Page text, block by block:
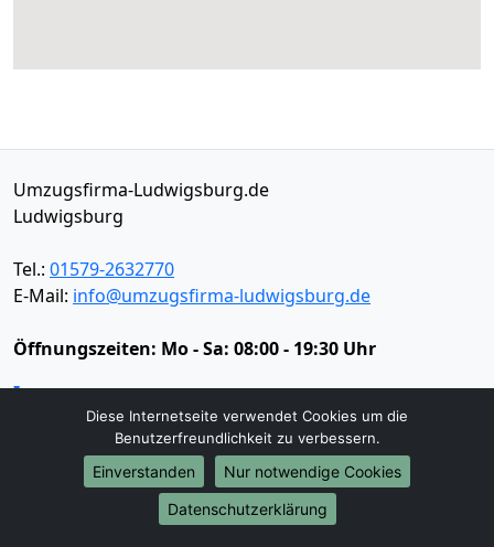
Umzugsfirma-Ludwigsburg.de
Ludwigsburg
Tel.: 01579-2632770
E-Mail: info@umzugsfirma-ludwigsburg.de
Öffnungszeiten: Mo - Sa: 08:00 - 19:30 Uhr
Impressum
Datenschutz
Umzugsservice
Diese Internetseite verwendet Cookies um die
Benutzerfreundlichkeit zu verbessern.
Einverstanden
Nur notwendige Cookies
Datenschutzerklärung